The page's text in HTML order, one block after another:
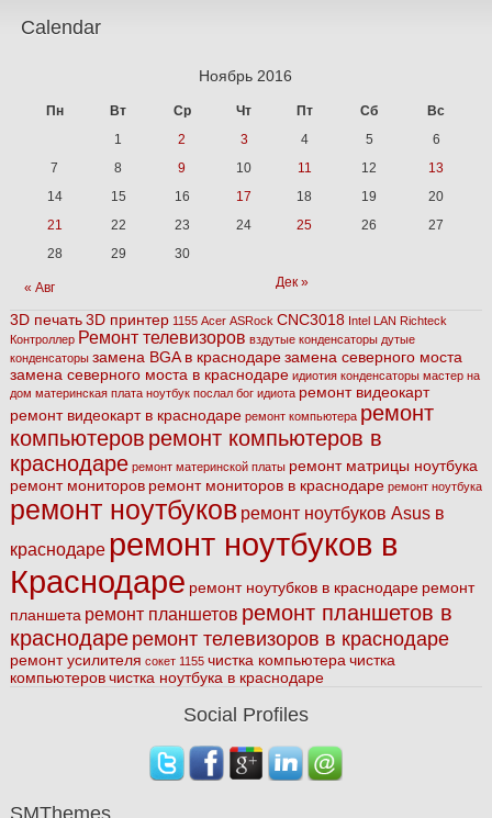
Calendar
Ноябрь 2016
Пн Вт Ср Чт Пт Сб Вс
« Авг Дек »
1 2 3 4 5
6
7
8 9 10 11 12
13
14
15 16 17 18 19
20
21
22 23 24 25 26
27
28
29 30
3D печать3D принтер 1155 Acer ASRock CNC3018 Intel LAN Richteck
Контроллер Ремонт телевизоров вздутые конденсаторы дутые
конденсаторы замена BGA в краснодарезамена северного моста
замена северного моста в краснодаре идиотия конденсаторы мастер на
дом материнская плата ноутбук послал бог идиота ремонт видеокарт
ремонт видеокарт в краснодаре ремонт компьютера ремонт
компьютеров ремонт компьютеров в
краснодаре ремонт материнской платы ремонт матрицы ноутбука
ремонт мониторов ремонт мониторов в краснодаре ремонт ноутбука
ремонт ноутбуков ремонт ноутбуков Asus в
краснодаре ремонт ноутбуков в
Краснодаре ремонт ноутубков в краснодаре ремонт
планшета ремонт планшетов ремонт планшетов в
краснодареремонт телевизоров в краснодаре
ремонт усилителя сокет 1155 чистка компьютерачистка
компьютеровчистка ноутбука в краснодаре
Social Profiles